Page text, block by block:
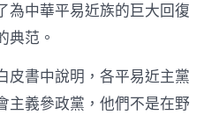
為中華平易近族的巨大回復
典范。
皮書中說明，各平易近主黨
主義參政黨，他們不是在野